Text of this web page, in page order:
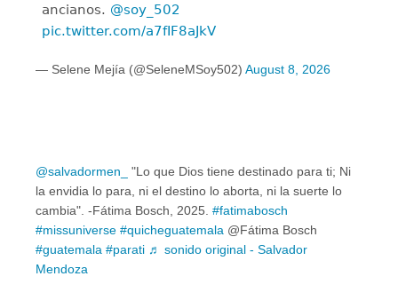
ancianos. @soy_502
pic.twitter.com/a7fIF8aJkV
— Selene Mejía (@SeleneMSoy502) August 8, 2026
@salvadormen_
"Lo que Dios tiene destinado para ti; Ni
la envidia lo para, ni el destino lo aborta, ni la suerte lo
cambia". -Fátima Bosch, 2025. #fatimabosch
#missuniverse #quicheguatemala @Fátima Bosch
#guatemala #parati ♬ sonido original - Salvador
Mendoza